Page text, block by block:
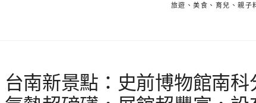
旅遊、美食、育兒、親子
南新景點：史前博物館南科